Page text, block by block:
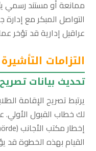
ممانعة أو مستند رسمي
التواصل المبكر مع
عراقيل إدارية قد تؤخر
التزامات
تحديث بيانات
يرتبط تصريح الإقامة
لك خطاب القبول الأولي.
القيام بهذه الخطوة قد